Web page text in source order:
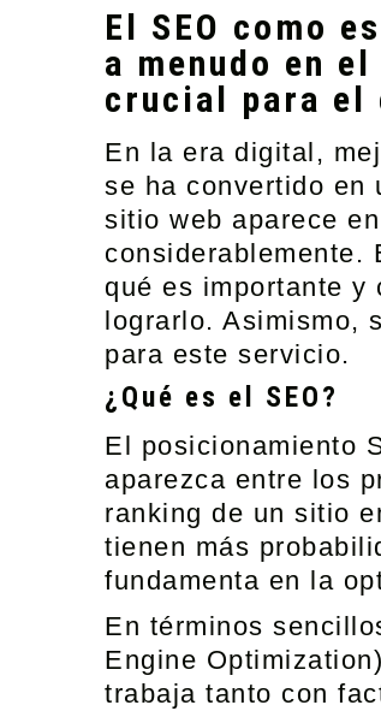
El SEO como
a menudo en
crucial para el
En la era digital,
se ha convertido en
sitio web aparece
considerablemente.
qué es importante y
lograrlo. Asimismo,
para este servicio.
¿Qué es el SEO?
El posicionamiento
aparezca entre los
ranking de un sitio
tienen más
fundamenta en la
En términos
Engine
trabaja tanto con